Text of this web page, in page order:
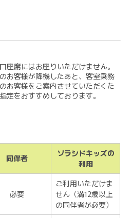
座席にはお座りいただけません。
お客様が降機したあと、客室乗務
お客様をご案内させていただくた
定をおすすめしております。
同伴者
ソラシドキッズの
利用
必要
ご利用いただけま
せん（満12歳以上
の同伴者が必要）